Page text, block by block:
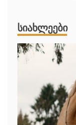
ᲡᲘᲐᲮᲚᲔᲔᲑᲘ